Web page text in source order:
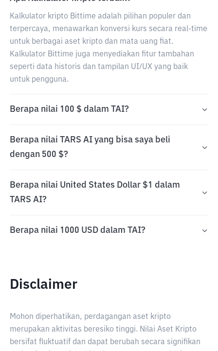
Kalkulator kripto Bittime adalah pilihan populer dan
terpercaya, menawarkan konversi kurs secara real-time
untuk berbagai aset kripto dan mata uang fiat.
Kalkulator Bittime juga menyediakan fitur tambahan
seperti data historis dan tampilan UI/UX yang baik
untuk pengguna.
Berapa nilai 100 $ dalam TAI?
Berapa nilai TARS AI yang bisa saya beli
dengan 500 $?
Berapa nilai United States Dollar $1 dalam
TARS AI?
Berapa nilai 1000 USD dalam TAI?
Disclaimer
Mohon diperhatikan, perdagangan aset kripto
merupakan aktivitas beresiko tinggi. Nilai Aset Kripto
bersifat fluktuatif dan dapat berubah secara signifikan